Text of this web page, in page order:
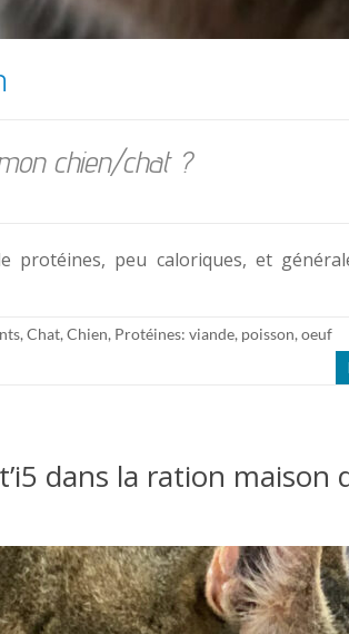
chien/chat ?
protéines, peu caloriques, et
, Chat, Chien, Protéines: viande, poisson, oeuf
dans la ration maison